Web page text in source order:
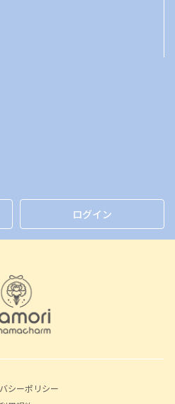
ログイン
シーポリシー